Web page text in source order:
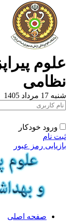
مرداد 1405
ورود خودکار
نام
رمز عبور
صفحه اصلی